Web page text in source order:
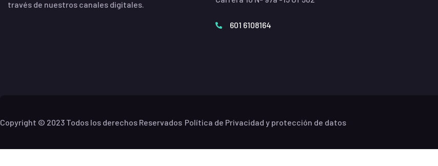
través de nuestros canales digitales.
601 6108164
Copyright © 2023 Todos los derechos Reservados Política de Privacidad y protección de datos